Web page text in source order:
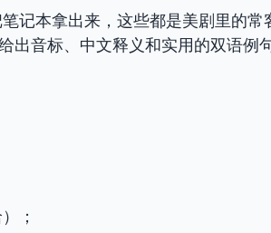
记本拿出来，这些都是美剧里的常
出音标、中文释义和实用的双语例
；